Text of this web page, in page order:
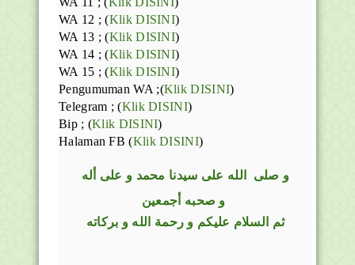
WA 12 ; (Klik DISINI)
WA 13 ; (Klik DISINI)
WA 14 ; (Klik DISINI)
WA 15 ; (Klik DISINI)
Pengumuman WA ;(Klik DISINI)
Telegram ;(Klik DISINI)
Bip ; (Klik DISINI)
Halaman FB(Klik DISINI)
و صلى الله على سيدنا محمد و على أله
و صحبه أجمعين
ثم السلام عليكم و رحمة الله و بركاته